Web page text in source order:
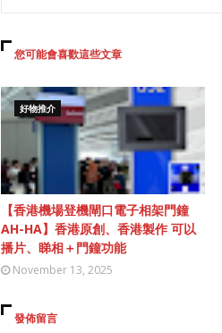
您可能會喜歡這些文章
好物推介
【香港機場登機閘口電子相架門鐘
AH-HA】香港原創、香港製作 可以
播片、睇相＋門鐘功能
November 13, 2025
發佈留言